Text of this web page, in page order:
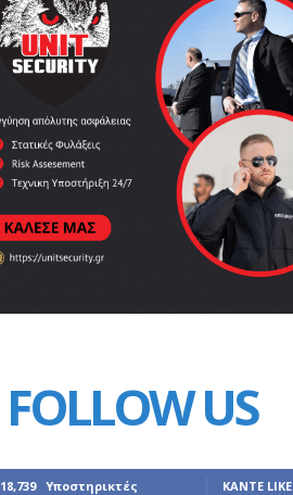
FOLLOW US
18,739 Υποστηρικτές ΚΆΝΤΕ LIKE